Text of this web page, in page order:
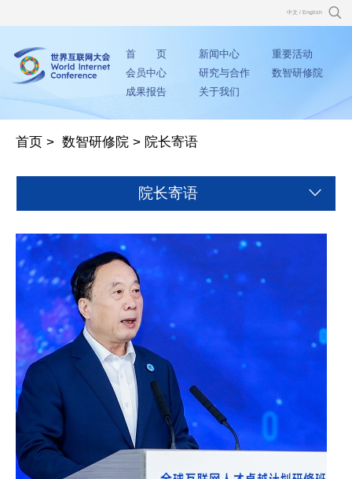
中文 / English
首 页 新闻中心
重要活动
会员中心
研究与合作
数智研修院
成果报告
关于我们
首页 > 数智研修院 > 院长寄语
院长寄语